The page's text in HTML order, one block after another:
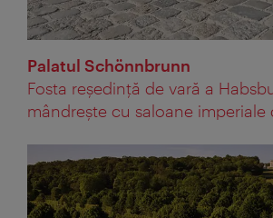
Palatul Schönnbrunn
Fosta reşedinţă de vară a
mândreşte cu saloane imperiale